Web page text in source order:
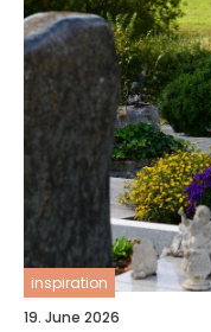
inspiration
19. June 2026